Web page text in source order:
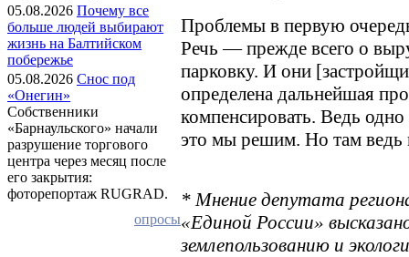
05.08.2026 Почему все
больше людей выбирают
жизнь на Балтийском
побережье
05.08.2026 Снос под
«Онегин»
Собственники
«Барнаульского» начали
разрушение торгового
центра через месяц после
его закрытия:
фоторепортаж RUGRAD.
опросы
Проблемы в первую
Речь — прежде всего о
парковку. И они
определена дальнейшая
компенсировать. Ведь
это мы решим. Но там ведь
* Мнение депутата
«Единой России»
землепользованию и